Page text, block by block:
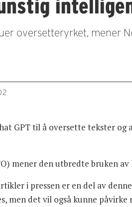
oversetteryrket, mener
GPT til å oversette tekster
mener den utbredte bruken
i pressen er en del av
men det vil også kunne